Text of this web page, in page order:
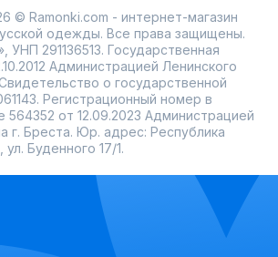
© Ramonki.com - интернет-магазин
одежды. Все права защищены.
УНП 291136513. Государственная
Администрацией Ленинского
о государственной
Регистрационный номер в
564352 от 12.09.2023 Администрацией
г. Бреста. Юр. адрес: Республика
Буденного 17/1.